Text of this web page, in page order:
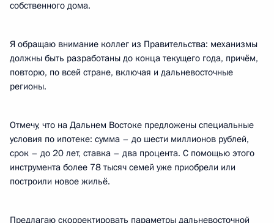
собственного дома.
Я обращаю внимание коллег из Правительства: механизмы
должны быть разработаны до конца текущего года, причём,
повторю, по всей стране, включая и дальневосточные
регионы.
Отмечу, что на Дальнем Востоке предложены специальные
условия по ипотеке: сумма – до шести миллионов рублей,
срок – до 20 лет, ставка – два процента. С помощью этого
инструмента более 78 тысяч семей уже приобрели или
построили новое жильё.
Предлагаю скорректировать параметры дальневосточной